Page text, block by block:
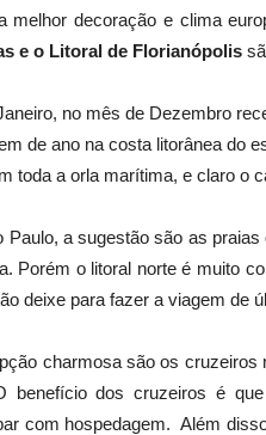
melhor decoração e clima
e o Litoral de Florianópolis
no mês de Dezembro
de ano na costa litorânea do
toda a orla marítima, e claro o
Paulo, a sugestão são as
Porém o litoral norte é muito
deixe para fazer a viagem de
charmosa são os
benefício dos cruzeiros é
com hospedagem. Além